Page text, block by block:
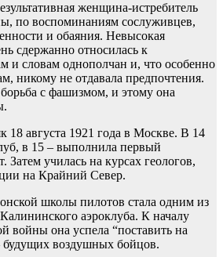
женщина-истребитель
по воспоминаниям сослуживцев,
и обаяния. Невысокая
сдержанно относилась к
и словам однополчан и, что особенно
никому не отдавала предпочтения.
с фашизмом, и этому она
18 августа 1921 года в Москве. В 14
в 15 – выполнила первый
Затем училась на курсах геологов,
на Крайний Север.
школы пилотов стала одним из
аэроклуба. К началу
войны она успела “поставить на
будущих воздушных бойцов.